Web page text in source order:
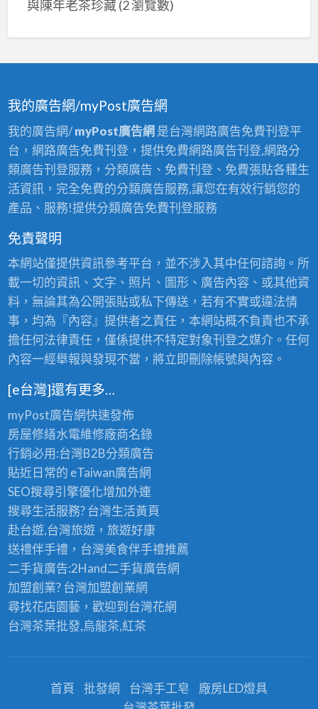
與陳年老茶珍藏(2 瀏覽數)
我的廣告網/myPost廣告網
我的廣告網/myPost廣告網 是台灣網路廣告免費刊登平
台，網路廣告免費刊登，提供免費網路廣告刊登,網路分
類廣告刊登服務，分類廣告、免費刊登、免費張貼各種生
活資訊，完全免費的分類廣告服務,讓您在有效行銷您的
產品、服務!提供分類廣告免費刊登服務
免責聲明
本網站僅提供資訊參考平台，並不涉入其中任何諮詢。所
載一切的資訊、文字、照片、圖形、廣告內容、或其他資
料，無論其為公開張貼或私下傳送，若有不實或違法情
事，均為『內容』提供者之責任，本網站概不負責也不承
擔任何法律責任，僅係提供不特定對象刊登之媒介。任何
內容一經舉報與發現不當，將立即刪除帳號與內容。
[e台灣]還有更多…
myPost廣告網快速發佈
房屋修繕水電維修廠商名錄
行銷必用:台灣B2B分類廣告
貼近日常的 eTaiwan廣告網
SEO搜尋引擎優化增加外連
搜尋生活服務? 台灣生活黃頁
赴台遊,台灣旅遊，旅遊好康
送禮伴手禮，台灣美食伴手禮推薦
二手貨廣告:2Hand二手貨廣告網
加盟創業? 台灣加盟創業網
尋找花店園藝，歡迎到 台灣花網
台灣茶葉批發,烏龍茶,紅茶
首頁 批發網 台灣手工皂
廠房LED燈具